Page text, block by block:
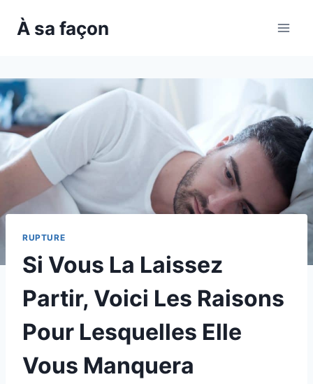
À sa façon
RUPTURE
Si Vous La Laissez
Partir, Voici Les Raisons
Pour Lesquelles Elle
Vous Manquera